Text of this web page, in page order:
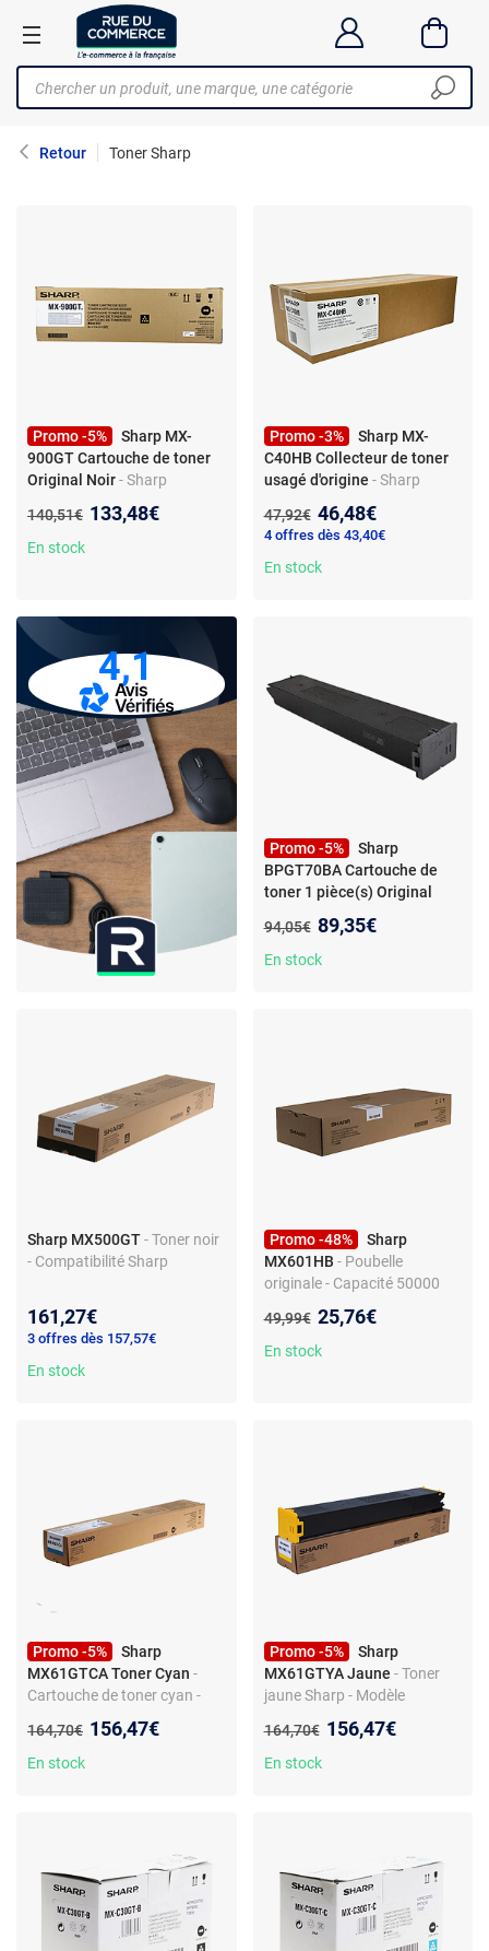
Retour Toner Sharp
Promo -5%
Sharp MX-
900GT Cartouche de toner
Original Noir- Sharp
Noir
Ancien prix :
140,51€ Nouveau prix :
133,48€
En stock
Promo -3%
Sharp MX-
C40HB Collecteur de toner
usagé d'origine - Sharp
C40HB
Ancien prix :
47,92€ Nouveau prix :
46,48€
4 offres dès 43,40€
En stock
4,1
Promo -5%
Sharp
BPGT70BA Cartouche de
toner 1 pièce(s) Original
Ancien prix :
94,05€ Nouveau prix :
89,35€
En stock
Sharp MX500GT- Toner noir
- Compatibilité Sharp
161,27€
3 offres dès 157,57€
En stock
Promo -48%
Sharp
MX601HB - Poubelle
originale - Capacité 50000
imprimantes Sharp
Ancien prix :
49,99€ Nouveau prix :
25,76€
En stock
Promo -5%
Sharp
MX61GTCA Toner Cyan -
Cartouche de toner cyan -
Ancien prix :
164,70€ Nouveau prix :
156,47€
En stock
Promo -5%
Sharp
MX61GTYA Jaune - Toner
jaune Sharp - Modèle
d'impression
Ancien prix :
164,70€ Nouveau prix :
156,47€
En stock